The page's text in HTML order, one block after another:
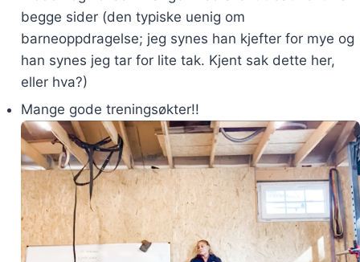
begge sider (den typiske uenig om
barneoppdragelse; jeg synes han kjefter for mye og
han synes jeg tar for lite tak. Kjent sak dette her,
eller hva?)
Mange gode treningsøkter!!